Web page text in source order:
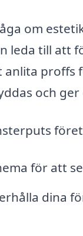
om
leda till att
anlita proffs
och
för att
dina